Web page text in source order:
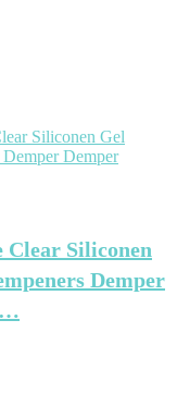
Clear Siliconen
Demper